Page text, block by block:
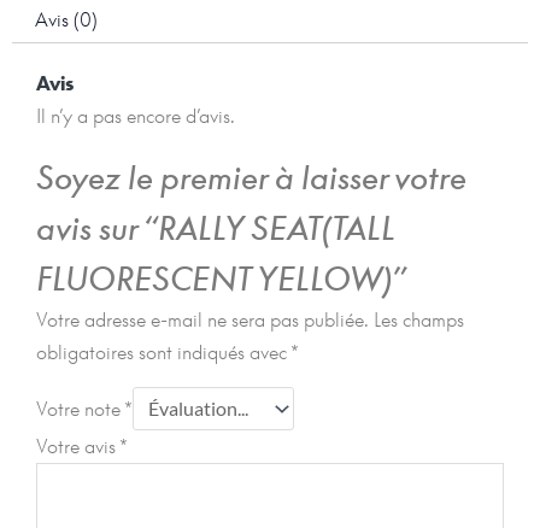
Avis (0)
Avis
Il n’y a pas encore d’avis.
Soyez le premier à laisser votre
avis sur “RALLY SEAT(TALL
FLUORESCENT YELLOW)”
Votre adresse e-mail ne sera pas publiée. Les champs
obligatoires sont indiqués avec *
Votre note *
Votre avis *